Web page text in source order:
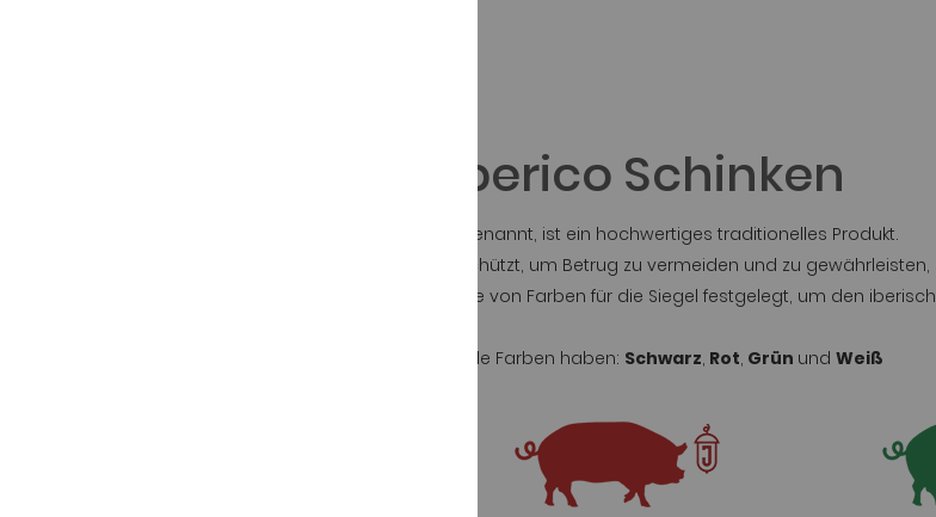
Die Farben des Iberico Schinken
genannt, ist ein hochwertiges traditionelles Produkt.
Dieses Produkt ist durch die Ibérico-Norm geschützt, um Betrug zu vermeiden und zu
In diesem Sinn wurde unter anderem eine Reihe von Farben für die Siegel festgelegt, um den
Die Siegel von Ibérico-Schinken können folgende Farben haben: Schwarz, Rot, Grün und Weiß